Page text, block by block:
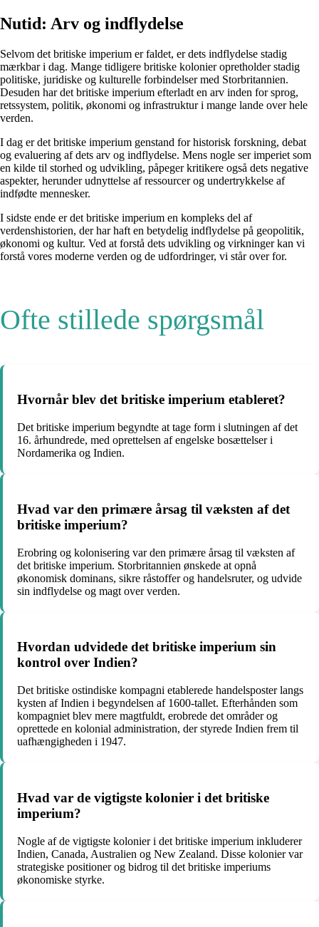
Nutid: Arv og indflydelse
Selvom det britiske imperium er faldet, er dets indflydelse stadig
mærkbar i dag. Mange tidligere britiske kolonier opretholder stadig
politiske, juridiske og kulturelle forbindelser med Storbritannien.
Desuden har det britiske imperium efterladt en arv inden for sprog,
retssystem, politik, økonomi og infrastruktur i mange lande over hele
verden.
I dag er det britiske imperium genstand for historisk forskning, debat
og evaluering af dets arv og indflydelse. Mens nogle ser imperiet som
en kilde til storhed og udvikling, påpeger kritikere også dets negative
aspekter, herunder udnyttelse af ressourcer og undertrykkelse af
indfødte mennesker.
I sidste ende er det britiske imperium en kompleks del af
verdenshistorien, der har haft en betydelig indflydelse på geopolitik,
økonomi og kultur. Ved at forstå dets udvikling og virkninger kan vi
forstå vores moderne verden og de udfordringer, vi står over for.
Ofte stillede spørgsmål
Hvornår blev det britiske imperium etableret?
Det britiske imperium begyndte at tage form i slutningen af det
16. århundrede, med oprettelsen af engelske bosættelser i
Nordamerika og Indien.
Hvad var den primære årsag til væksten af det
britiske imperium?
Erobring og kolonisering var den primære årsag til væksten af
det britiske imperium. Storbritannien ønskede at opnå
økonomisk dominans, sikre råstoffer og handelsruter, og udvide
sin indflydelse og magt over verden.
Hvordan udvidede det britiske imperium sin
kontrol over Indien?
Det britiske ostindiske kompagni etablerede handelsposter langs
kysten af Indien i begyndelsen af 1600-tallet. Efterhånden som
kompagniet blev mere magtfuldt, erobrede det områder og
oprettede en kolonial administration, der styrede Indien frem til
uafhængigheden i 1947.
Hvad var de vigtigste kolonier i det britiske
imperium?
Nogle af de vigtigste kolonier i det britiske imperium inkluderer
Indien, Canada, Australien og New Zealand. Disse kolonier var
strategiske positioner og bidrog til det britiske imperiums
økonomiske styrke.